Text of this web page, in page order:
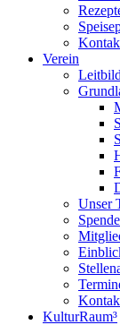
Verein
Leitbild
Unser
KulturRaum³